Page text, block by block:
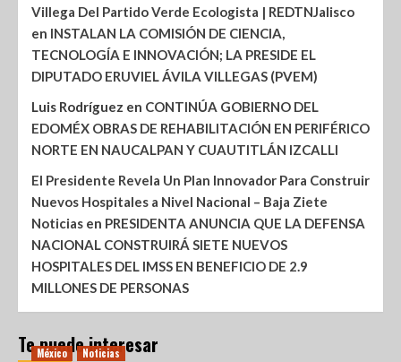
Villega Del Partido Verde Ecologista | REDTNJalisco
en INSTALAN LA COMISIÓN DE CIENCIA,
TECNOLOGÍA E INNOVACIÓN; LA PRESIDE EL
DIPUTADO ERUVIEL ÁVILA VILLEGAS (PVEM)
Luis Rodríguez en CONTINÚA GOBIERNO DEL
EDOMÉX OBRAS DE REHABILITACIÓN EN PERIFÉRICO
NORTE EN NAUCALPAN Y CUAUTITLÁN IZCALLI
El Presidente Revela Un Plan Innovador Para Construir
Nuevos Hospitales a Nivel Nacional – Baja Ziete
Noticias en PRESIDENTA ANUNCIA QUE LA DEFENSA
NACIONAL CONSTRUIRÁ SIETE NUEVOS
HOSPITALES DEL IMSS EN BENEFICIO DE 2.9
MILLONES DE PERSONAS
Te puede interesar
México Noticias